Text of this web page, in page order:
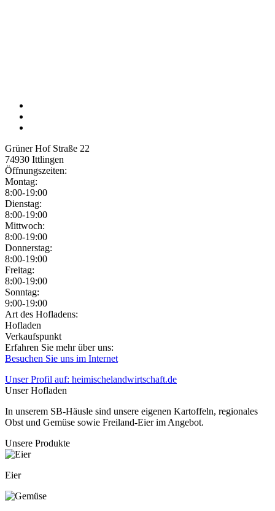
Grüner Hof Straße 22
74930 Ittlingen
Öffnungszeiten:
Montag:
8:00-19:00
Dienstag:
8:00-19:00
Mittwoch:
8:00-19:00
Donnerstag:
8:00-19:00
Freitag:
8:00-19:00
Sonntag:
9:00-19:00
Jetzt geöffnet!
Jetzt geschlossen!
Art des Hofladens:
Hofladen
Verkaufspunkt
Erfahren Sie mehr über uns:
Besuchen Sie uns im Internet
Unser Profil auf: heimischelandwirtschaft.de
Unser Hofladen
In unserem SB-Häusle sind unsere eigenen Kartoffeln, regionales
Obst und Gemüse sowie Freiland-Eier im Angebot.
Unsere Produkte
Eier